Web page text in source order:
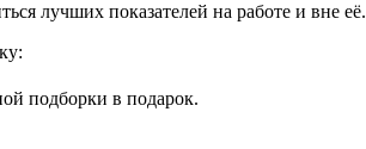
лучших показателей на работе и вне её.
подборки в подарок.